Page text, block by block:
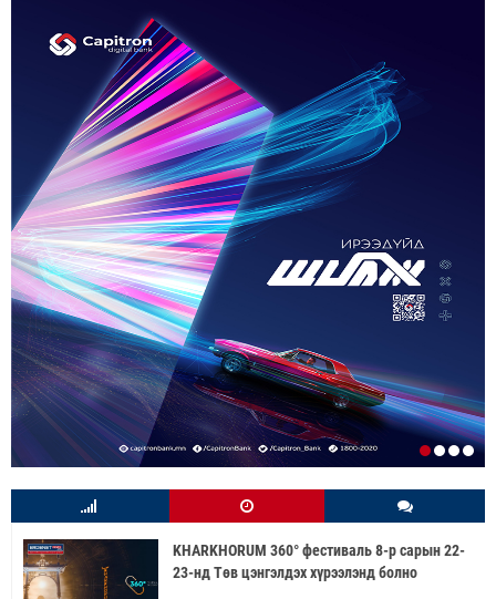
KHARKHORUM 360° фестиваль 8-р сарын 22-
23-нд Төв цэнгэлдэх хүрээлэнд болно